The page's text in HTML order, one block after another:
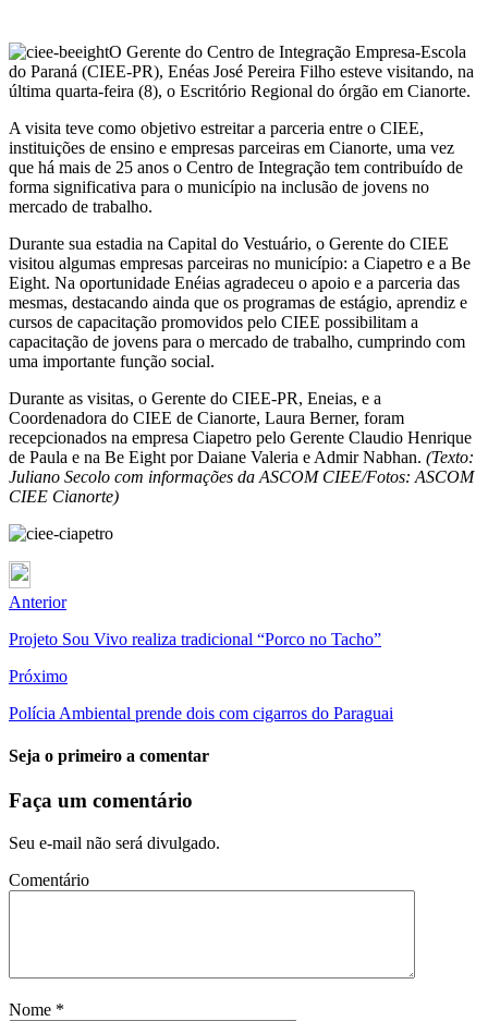
O Gerente do Centro de Integração Empresa-Escola
do Paraná (CIEE-PR), Enéas José Pereira Filho esteve visitando, na
última quarta-feira (8), o Escritório Regional do órgão em Cianorte.
A visita teve como objetivo estreitar a parceria entre o CIEE,
instituições de ensino e empresas parceiras em Cianorte, uma vez
que há mais de 25 anos o Centro de Integração tem contribuído de
forma significativa para o município na inclusão de jovens no
mercado de trabalho.
Durante sua estadia na Capital do Vestuário, o Gerente do CIEE
visitou algumas empresas parceiras no município: a Ciapetro e a Be
Eight. Na oportunidade Enéias agradeceu o apoio e a parceria das
mesmas, destacando ainda que os programas de estágio, aprendiz e
cursos de capacitação promovidos pelo CIEE possibilitam a
capacitação de jovens para o mercado de trabalho, cumprindo com
uma importante função social.
Durante as visitas, o Gerente do CIEE-PR, Eneias, e a
Coordenadora do CIEE de Cianorte, Laura Berner, foram
recepcionados na empresa Ciapetro pelo Gerente Claudio Henrique
de Paula e na Be Eight por Daiane Valeria e Admir Nabhan. (Texto:
Juliano Secolo com informações da ASCOM CIEE/Fotos: ASCOM
CIEE Cianorte)
Anterior
Projeto Sou Vivo realiza tradicional “Porco no Tacho”
Próximo
Polícia Ambiental prende dois com cigarros do Paraguai
Seja o primeiro a comentar
Faça um comentário
Seu e-mail não será divulgado.
Comentário
Nome *